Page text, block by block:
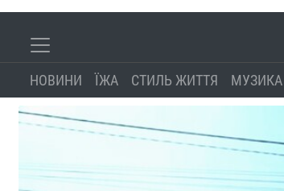
НОВИНИ ЇЖА СТИЛЬ ЖИТТЯ МУЗИКА